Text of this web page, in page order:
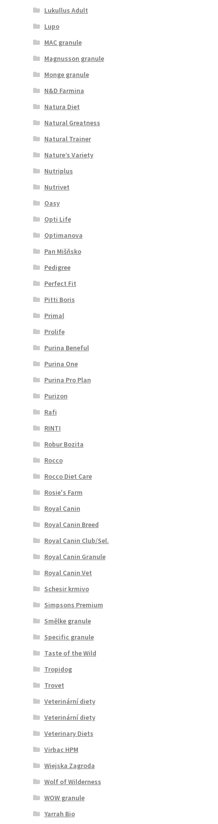
Lukullus Adult
Lupo
MAC granule
Magnusson granule
Monge granule
N&D Farmina
Natura Diet
Natural Greatness
Natural Trainer
Nature’s Variety
Nutriplus
Nutrivet
Oasy
Opti Life
Optimanova
Pan Mišňsko
Pedigree
Perfect Fit
Pitti Boris
Primal
Prolife
Purina Beneful
Purina One
Purina Pro Plan
Purizon
Rafi
RINTI
Robur Bozita
Rocco
Rocco Diet Care
Rosie's Farm
Royal Canin
Royal Canin Breed
Royal Canin Club/Sel.
Royal Canin Granule
Royal Canin Vet
Schesir krmivo
Simpsons Premium
Smělke granule
Specific granule
Taste of the Wild
Tropidog
Trovet
Veterinární diety
Veterinární diety
Veterinary Diets
Virbac HPM
Wiejska Zagroda
Wolf of Wilderness
WOW granule
Yarrah Bio